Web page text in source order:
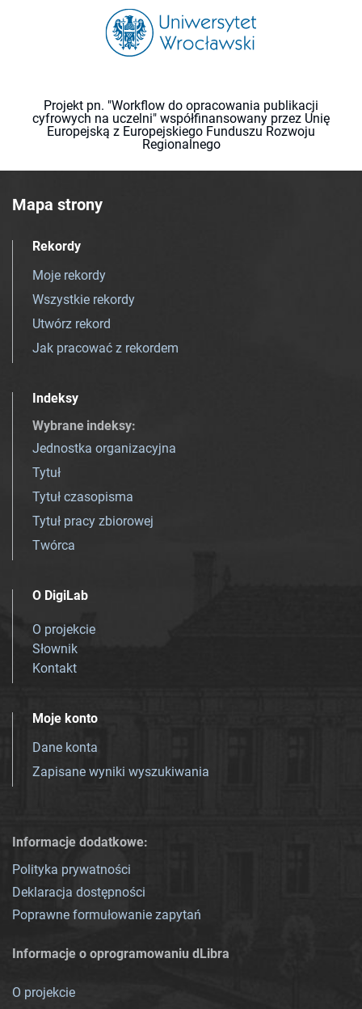
Projekt pn. "Workflow do opracowania publikacji
cyfrowych na uczelni" współfinansowany przez Unię
Europejską z Europejskiego Funduszu Rozwoju
Regionalnego
Mapa strony
Rekordy
Moje rekordy
Wszystkie rekordy
Utwórz rekord
Jak pracować z rekordem
Indeksy
Wybrane indeksy:
Jednostka organizacyjna
Tytuł
Tytuł czasopisma
Tytuł pracy zbiorowej
Twórca
O DigiLab
O projekcie
Słownik
Kontakt
Moje konto
Dane konta
Zapisane wyniki wyszukiwania
Informacje dodatkowe:
Polityka prywatności
Deklaracja dostępności
Poprawne formułowanie zapytań
Informacje o oprogramowaniu dLibra
O projekcie